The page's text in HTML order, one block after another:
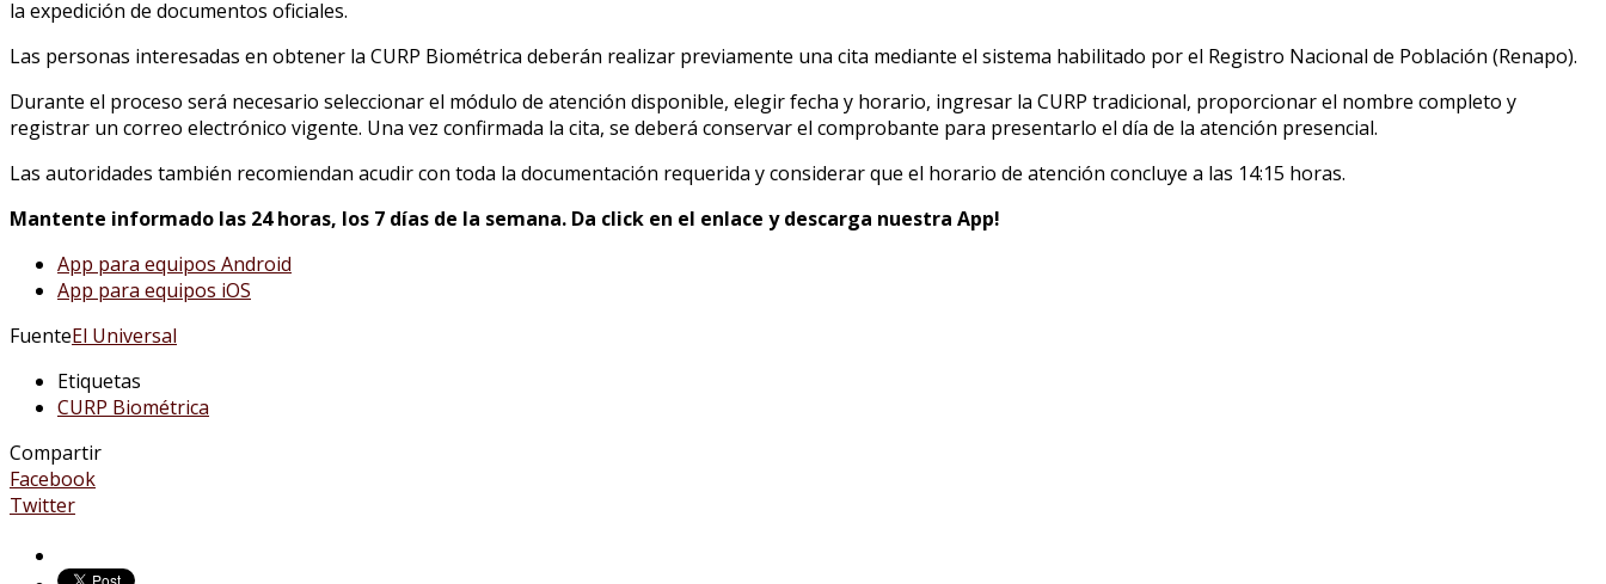
la expedición de documentos oficiales.
Las personas interesadas en obtener la CURP Biométrica deberán realizar previamente una cita mediante el sistema habilitado por el Registro Nacional de Población (Renapo).
Durante el proceso será necesario seleccionar el módulo de atención disponible, elegir fecha y horario, ingresar la CURP tradicional, proporcionar el nombre completo y
registrar un correo electrónico vigente. Una vez confirmada la cita, se deberá conservar el comprobante para presentarlo el día de la atención presencial.
Las autoridades también recomiendan acudir con toda la documentación requerida y considerar que el horario de atención concluye a las 14:15 horas.
Mantente informado las 24 horas, los 7 días de la semana. Da click en el enlace y descarga nuestra App!
App para equipos Android
App para equipos iOS
FuenteEl Universal
Etiquetas
CURP Biométrica
Compartir
Facebook
Twitter